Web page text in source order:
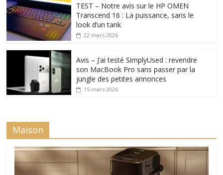
TEST – Notre avis sur le HP OMEN
Transcend 16 : La puissance, sans le
look d’un tank
22 mars 2026
Avis – J’ai testé SimplyUsed : revendre
son MacBook Pro sans passer par la
jungle des petites annonces
15 mars 2026
Maison